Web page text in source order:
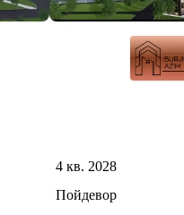
4 кв. 2028
Пойдевор